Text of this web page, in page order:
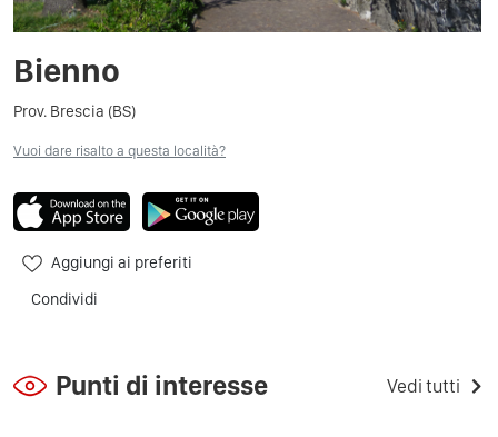
Bienno
Prov. Brescia (BS)
Vuoi dare risalto a questa località?
Aggiungi ai preferiti
Condividi
Punti di interesse Vedi tutti